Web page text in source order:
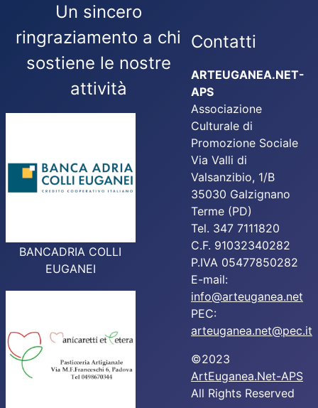
Un sincero
ringraziamento a chi
sostiene le nostre
attività
BANCADRIA COLLI
EUGANEI
Contatti
ARTEUGANEA.NET-
APS
Associazione
Culturale di
Promozione Sociale
Via Valli di
Valsanzibio, 1/B
35030 Galzignano
Terme (PD)
Tel. 347 7111820
C.F. 91032340282
P.IVA 05477850282
E-mail:
info@arteuganea.net
PEC:
arteuganea.net@pec.it
©2023
ArtEuganea.Net-APS
All Rights Reserved